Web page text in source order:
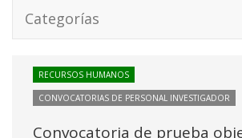
Categorías
RECURSOS HUMANOS
CONVOCATORIAS DE PERSONAL INVESTIGADOR
Convocatoria de prueba